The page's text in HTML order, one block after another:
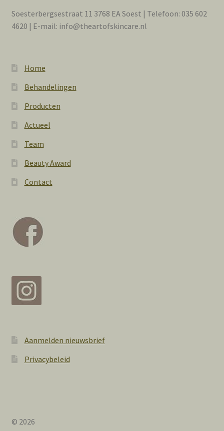
Soesterbergsestraat 11 3768 EA Soest | Telefoon: 035 602
4620 | E-mail: info@theartofskincare.nl
Home
Behandelingen
Producten
Actueel
Team
Beauty Award
Contact
Aanmelden nieuwsbrief
Privacybeleid
© 2026